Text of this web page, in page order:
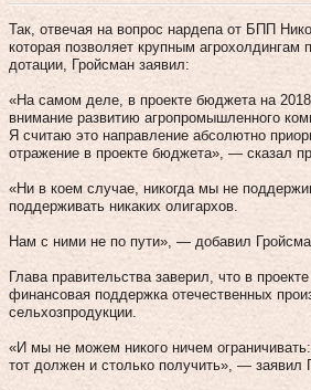
Так, отвечая на вопрос нардепа от БПП
которая позволяет крупным
дотации, Гройсман заявил:
«На самом деле, в проекте бюджета на
внимание развитию агропромышленного
Я считаю это направление абсолютно
отражение в проекте бюджета», — сказал
«Ни в коем случае, никогда мы не
поддерживать никаких олигархов.
Нам с ними не по пути», — добавил
Глава правительства заверил, что в
финансовая поддержка отечественных
сельхозпродукции.
«И мы не можем никого ничем ограничивать:
тот должен и столько получить», — заявил